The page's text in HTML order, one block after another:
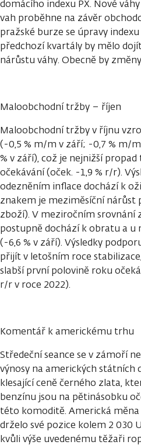
domácího indexu PX. Nové
vah proběhne na závěr
pražské burze se úpravy
předchozí kvartály by mělo
nárůstu váhy. Obecně by
Maloobchodní tržby – říjen
Maloobchodní tržby v říjnu
(-0,5 % m/m v září; -0,7 % m/
% v září), což je nejnižší
očekávání (oček. -1,9 % r/r).
odezněním inflace dochází k
znakem je meziměsíční nárůst
zboží). V meziročním srovnání
postupně dochází k obratu a
(-6,6 % v září). Výsledky
přijít v letošním roce
slabší první polovině roku
r/r v roce 2022).
Komentář k americkému trhu
Středeční seance se v zámoří
výnosy na amerických státních
klesající ceně černého zlata,
benzínu jsou na pětinásobku
této komoditě. Americká měna
drželo své pozice kolem 2 030
kvůli výše uvedenému těžaři